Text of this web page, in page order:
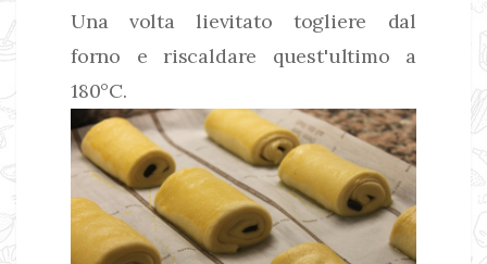
Una volta lievitato togliere dal
forno e riscaldare quest'ultimo a
180°C.